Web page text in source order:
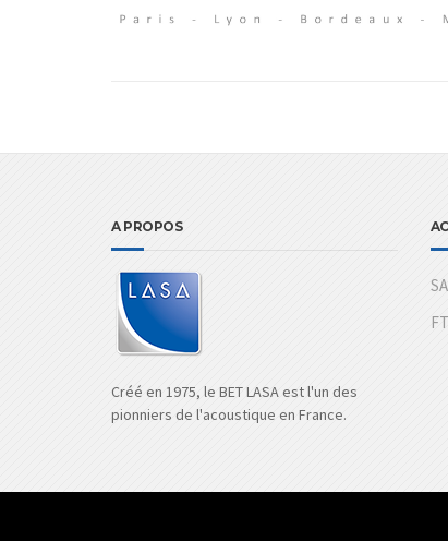
A PROPOS
Créé en 1975, le BET LASA est l'un des
pionniers de l'acoustique en France.